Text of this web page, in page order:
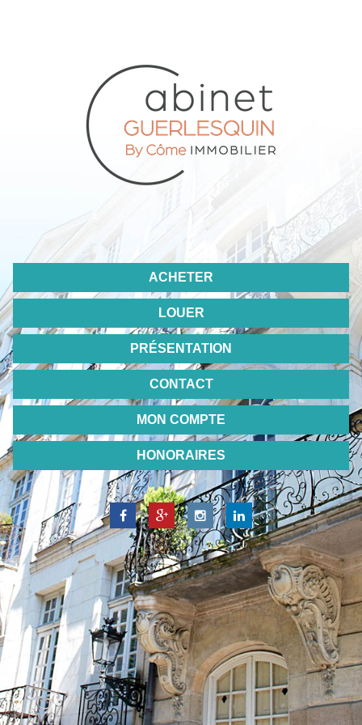
ACHETER
LOUER
PRÉSENTATION
CONTACT
MON COMPTE
HONORAIRES